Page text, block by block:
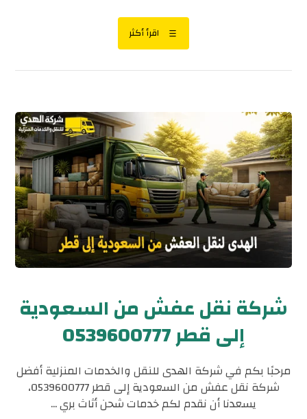
اقرأ أكثر
شركة نقل عفش من السعودية
إلى قطر 0539600777
مرحبًا بكم في شركة الهدى للنقل والخدمات المنزلية أفضل
شركة نقل عفش من السعودية إلى قطر 0539600777،
يسعدنا أن نقدم لكم خدمات شحن أثاث بري ...